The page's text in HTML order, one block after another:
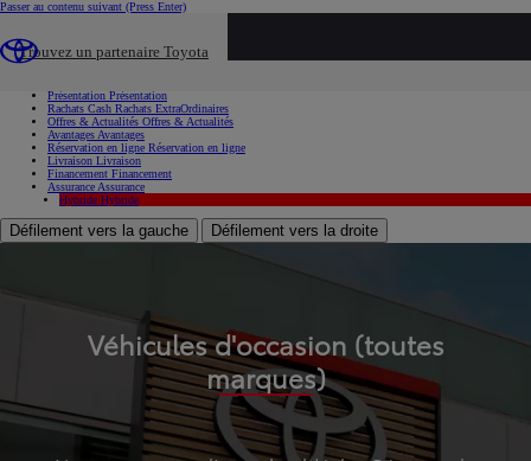
Passer au contenu suivant (Press Enter)
Trouvez un partenaire Toyota
Présentation Présentation
Rachats Cash Rachats ExtraOrdinaires
Offres & Actualités Offres & Actualités
Avantages Avantages
Réservation en ligne Réservation en ligne
Livraison Livraison
Financement Financement
Assurance Assurance
Hybride Hybride
Défilement vers la gauche Défilement vers la droite
Véhicules d'occasion (toutes
marques)